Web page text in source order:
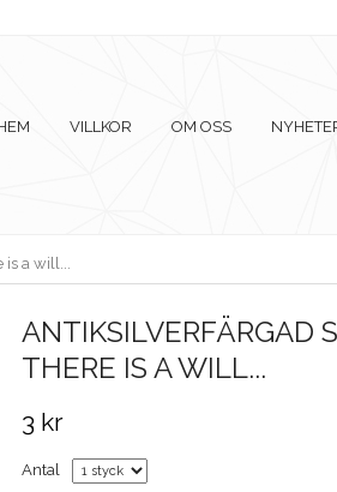
VILLKOR OM OSS
is a will...
ANTIKSILVERFÄRGAD
THERE IS A WILL...
3 kr
Antal